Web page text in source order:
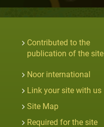
Contributed to the
publication of the site
Noor international
Link your site with us
Site Map
Required for the site